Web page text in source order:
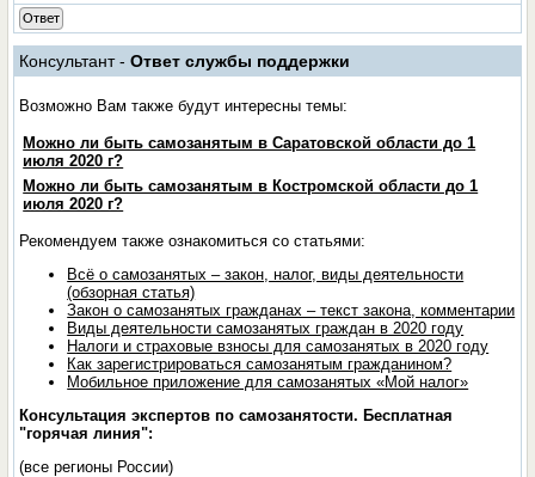
Ответ
Консультант -Ответ службы поддержки
Возможно Вам также будут интересны темы:
Можно ли быть самозанятым в Саратовской области до 1
июля 2020 г?
Можно ли быть самозанятым в Костромской области до 1
июля 2020 г?
Рекомендуем также ознакомиться со статьями:
Всё о самозанятых – закон, налог, виды деятельности
(обзорная статья)
Закон о самозанятых гражданах – текст закона, комментарии
Виды деятельности самозанятых граждан в 2020 году
Налоги и страховые взносы для самозанятых в 2020 году
Как зарегистрироваться самозанятым гражданином?
Мобильное приложение для самозанятых «Мой налог»
Консультация экспертов по самозанятости. Бесплатная
"горячая линия":
(все регионы России)